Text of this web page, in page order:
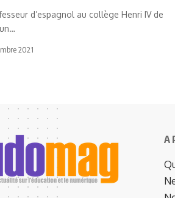
d’espagnol au collège Henri IV de
2021
A